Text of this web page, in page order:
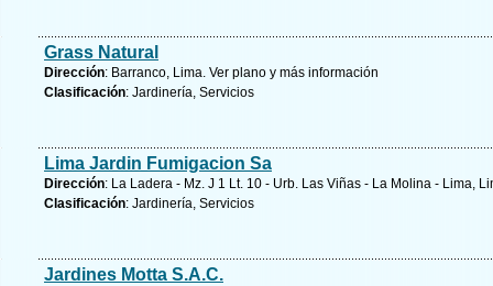
Grass Natural
Dirección: Barranco, Lima. Ver plano y más información
Clasificación: Jardinería, Servicios
Lima Jardin Fumigacion Sa
Dirección: La Ladera - Mz. J 1 Lt. 10 - Urb. Las Viñas - La Molina - Lima,
Clasificación: Jardinería, Servicios
Jardines Motta S.A.C.